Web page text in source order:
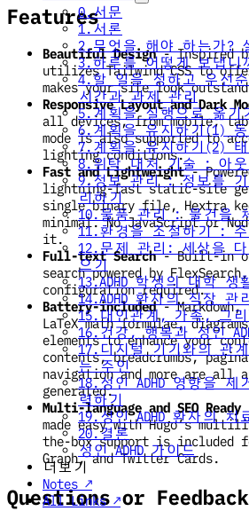
0.서문
1.서론
2.무엇을 해야 하는가?
3.하루를 어떻게 보냅니
4.할 일을 정하고 우선
시간과 과제 관리
5.계획을 실행으로 옮기
6.계획을 유지하기(1)
7.계획을 유지하기(2)
8.위탁 대처 기술 : 아웃
9.정보 관리 : 정보를
리하기
10.물품 관리 : 물건을
11.환경을 조절하기 :
12.문제 관리: 세상을
으기
13.ADHD 학생의 대학 생
14.ADHD 환자의 직장 관
15.대인관계, 가족, 그리
16.건강, 행복과 성인
17.디지털 기기와의 관
는 주인
18.성인 ADHD 영향을
력하기
19.성인 ADHD 환자의
20.결론
성인 ADHD 가이드
더보기
Notes ↗
All Links ↗
Features
Beautiful Design- Inspired
utilizes Tailwind CSS to
makes your site look
Responsive Layout and Dark
all devices, from mobile,
mode is also supported to
lighting conditions.
Fast and Lightweight-
lightning-fast static-site
single binary file, Hextra
minimal. No JavaScript or
it.
Full-text Search- Built-in
search powered by
configuration required.
Battery-included-
LaTeX math formulae,
elements to enhance your
contents, breadcrumbs,
navigation and more are all
generated.
Multi-language and SEO Ready
made easy with Hugo’s
the-box support is included
Graph, and Twitter Cards.
Questions or